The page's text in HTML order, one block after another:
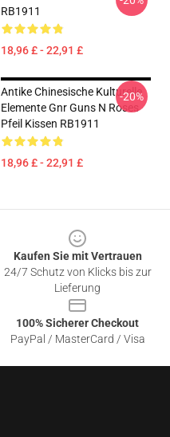
RB1911
18,96 £ - 22,91 £
Antike Chinesische Kulturelle
Elemente Gnr Guns N Roses
Pfeil Kissen RB1911
18,96 £ - 22,91 £
-20%
Kaufen Sie mit Vertrauen
24/7 Schutz von Klicks bis zur
Lieferung
100% Sicherer Checkout
PayPal / MasterCard / Visa